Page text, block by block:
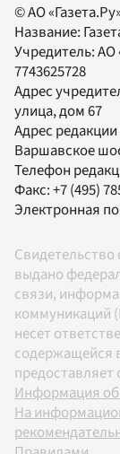
© АО
Название:
Учредитель:АО
7743625728
Адрес
улица, дом 67
Адрес
Варшавское
Телефон
Факс:+7 (495)
Электронная
выдано
связи,
коммуникаций
несет
содержащейся
Информация об
На